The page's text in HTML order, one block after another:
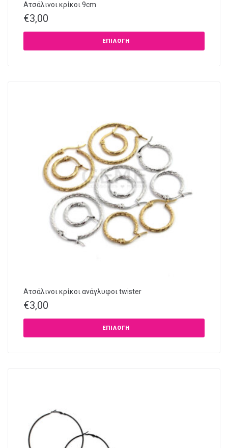
Ατσάλινοι κρίκοι 9cm
€3,00
ΕΠΙΛΟΓΉ
Ατσάλινοι κρίκοι ανάγλυφοι twister
€3,00
ΕΠΙΛΟΓΉ